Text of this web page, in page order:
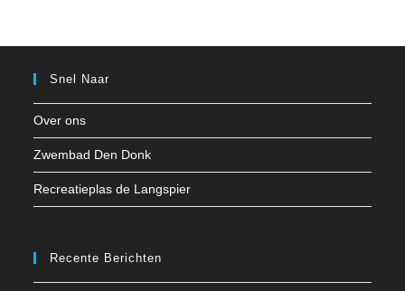
Snel Naar
Over ons
Zwembad Den Donk
Recreatieplas de Langspier
een
een
een
Recente Berichten